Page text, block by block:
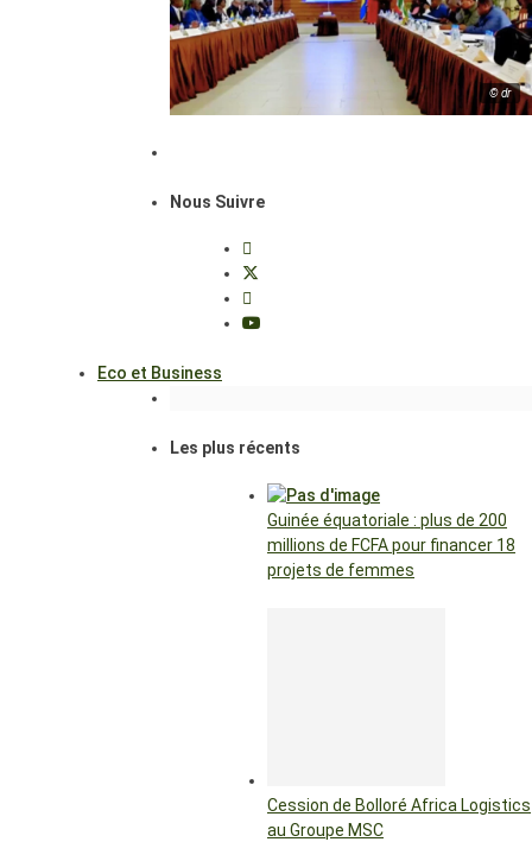
© dr
Nous Suivre
Eco et Business
Les plus récents
Guinée équatoriale : plus de 200
millions de FCFA pour financer 18
projets de femmes
Cession de Bolloré Africa Logistics
au Groupe MSC